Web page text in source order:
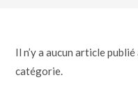
Il n’y a aucun article
catégorie.